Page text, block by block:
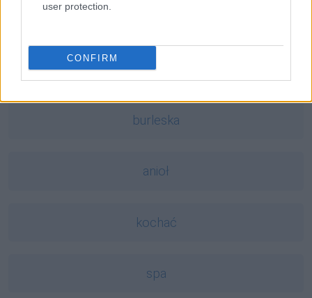
user protection.
CONFIRM
hulajnoga
burleska
anioł
kochać
spa